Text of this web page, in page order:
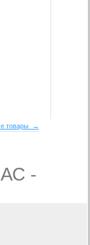
товары →
-